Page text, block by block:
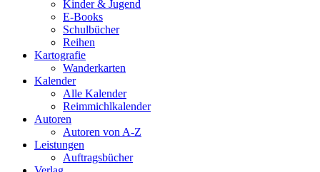
Kinder & Jugend
E-Books
Schulbücher
Reihen
Kartografie
Wanderkarten
Kalender
Alle Kalender
Reimmichlkalender
Autoren
Autoren von A-Z
Leistungen
Auftragsbücher